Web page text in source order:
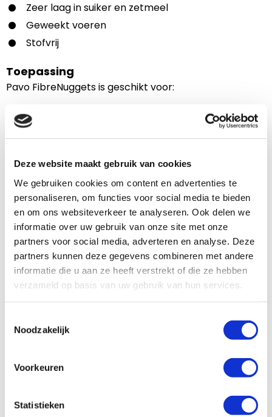
Deze website maakt gebruik van cookies
We gebruiken cookies om content en advertenties te
personaliseren, om functies voor social media te bieden
en om ons websiteverkeer te analyseren. Ook delen we
informatie over uw gebruik van onze site met onze
partners voor social media, adverteren en analyse. Deze
partners kunnen deze gegevens combineren met andere
informatie die u aan ze heeft verstrekt of die ze hebben
verzameld op basis van uw gebruik van hun services.
Noodzakelijk
Voorkeuren
Statistieken
Zeer laag in suiker en zetmeel
Geweekt voeren
Stofvrij
Toepassing
Pavo FibreNuggets is geschikt voor:
Het verstrekken van extra ruwvoer in het
rantsoen
Het vervangen van traditioneel ruwvoer bij
slechte kwaliteit
die moeite hebben met ruwvoeropname
Paarden die gevoelig zijn voor stof of schimmel in
ruwvoer
Specificaties
Voervoorschrift
Anderen kochten ook